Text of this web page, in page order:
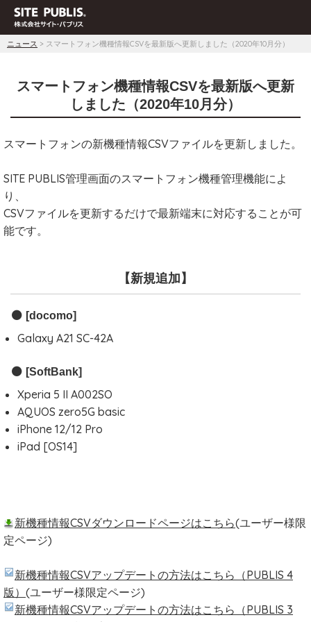
ニュース > スマートフォン機種情報CSVを最新版へ更新しました（2020年10月分）
スマートフォン機種情報CSVを最新版へ更新
しました（2020年10月分）
スマートフォンの新機種情報CSVファイルを更新しました。
SITE PUBLIS管理画面のスマートフォン機種管理機能によ
り、
CSVファイルを更新するだけで最新端末に対応することが可
能です。
【新規追加】
[docomo]
Galaxy A21 SC-42A
[SoftBank]
Xperia 5 II A002SO
AQUOS zero5G basic
iPhone 12/12 Pro
iPad [OS14]
新機種情報CSVダウンロードページはこちら(ユーザー様限
定ページ)
新機種情報CSVアップデートの方法はこちら（PUBLIS 4
版） (ユーザー様限定ページ)
新機種情報CSVアップデートの方法はこちら（PUBLIS 3